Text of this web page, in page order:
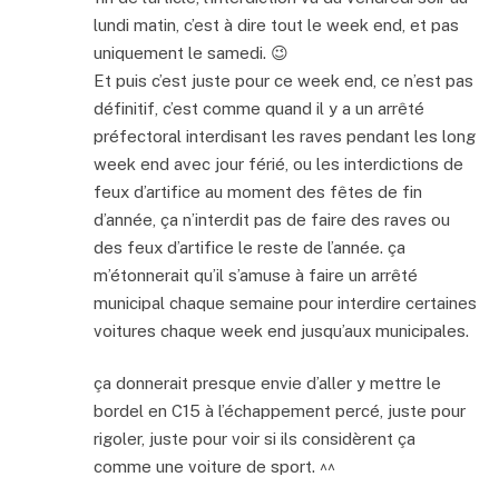
lundi matin, c’est à dire tout le week end, et pas
uniquement le samedi. 😉
Et puis c’est juste pour ce week end, ce n’est pas
définitif, c’est comme quand il y a un arrêté
préfectoral interdisant les raves pendant les long
week end avec jour férié, ou les interdictions de
feux d’artifice au moment des fêtes de fin
d’année, ça n’interdit pas de faire des raves ou
des feux d’artifice le reste de l’année. ça
m’étonnerait qu’il s’amuse à faire un arrêté
municipal chaque semaine pour interdire certaines
voitures chaque week end jusqu’aux municipales.
ça donnerait presque envie d’aller y mettre le
bordel en C15 à l’échappement percé, juste pour
rigoler, juste pour voir si ils considèrent ça
comme une voiture de sport. ^^